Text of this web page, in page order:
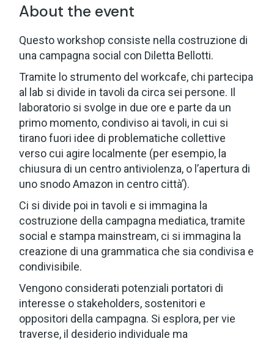
About the event
Questo workshop consiste nella costruzione di
una campagna social con Diletta Bellotti.
Tramite lo strumento del workcafe, chi partecipa
al lab si divide in tavoli da circa sei persone. Il
laboratorio si svolge in due ore e parte da un
primo momento, condiviso ai tavoli, in cui si
tirano fuori idee di problematiche collettive
verso cui agire localmente (per esempio, la
chiusura di un centro antiviolenza, o l’apertura di
uno snodo Amazon in centro città’).
Ci si divide poi in tavoli e si immagina la
costruzione della campagna mediatica, tramite
social e stampa mainstream, ci si immagina la
creazione di una grammatica che sia condivisa e
condivisibile.
Vengono considerati potenziali portatori di
interesse o stakeholders, sostenitori e
oppositori della campagna. Si esplora, per vie
traverse, il desiderio individuale ma